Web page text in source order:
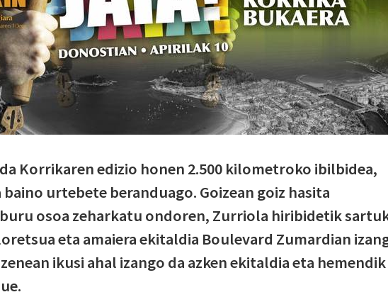
Korrikaren edizio honen 2.500 kilometroko ibilbidea,
urtebete beranduago. Goizean goiz hasita
osoa zeharkatu ondoren, Zurriola hiribidetik
eta amaiera ekitaldia Boulevard Zumardian
ikusi ahal izango da azken ekitaldia eta hemendik